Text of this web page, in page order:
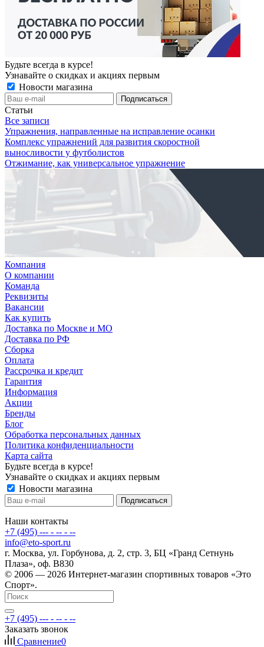
Будьте всегда в курсе!
Узнавайте о скидках и акциях первым
Новости магазина
Статьи
Все записи
Упражнения, направленные на исправление осанки
Комплекс упражнений для развития скоростной
выносливости у футболистов
Отжимание, как универсальное упражнение
Компания
О компании
Команда
Реквизиты
Вакансии
Как купить
Доставка по Москве и МО
Доставка по РФ
Сборка
Оплата
Рассрочка и кредит
Гарантия
Информация
Акции
Бренды
Блог
Обработка персональных данных
Политика конфиденциальности
Карта сайта
Будьте всегда в курсе!
Узнавайте о скидках и акциях первым
Новости магазина
Наши контакты
+7 (495) --- - -- - --
info@eto-sport.ru
г. Москва, ул. Горбунова, д. 2, стр. 3, БЦ «Гранд Сетнунь
Плаза», оф. В830
© 2006 — 2026 Интернет-магазин спортивных товаров «Это
Спорт».
+7 (495) --- - -- - --
Заказать звонок
Сравнение0